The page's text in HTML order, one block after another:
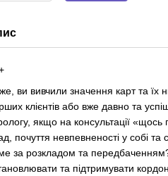
ви вивчили значення карт та
клієнтів або вже давно та
якщо на консультації «щось
почуття невпевненості у собі
за розкладом та
та підтримувати